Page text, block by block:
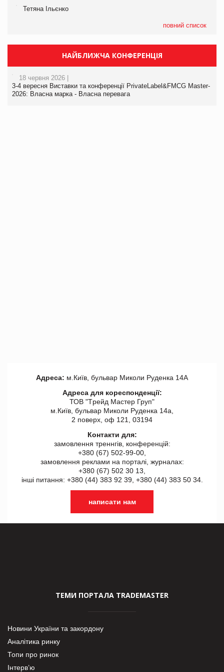
Тетяна Ільєнко
повний список
НАЙБЛИЖЧА КОНФЕРЕНЦІЯ
18 червня 2026 |
3-4 вересня Виставки та конференції PrivateLabel&FMCG Master-
2026: Власна марка - Власна перевага
Адреса: м.Київ, бульвар Миколи Руденка 14А
Адреса для кореспонденції:
ТОВ "Tрейд Мастер Груп"
м.Київ, бульвар Миколи Руденка 14а,
2 поверх, оф 121, 03194
Контакти для:
замовлення треннгів, конференцій:
+380 (67) 502-99-00,
замовлення реклами на порталі, журналах:
+380 (67) 502 30 13,
інші питання: +380 (44) 383 92 39, +380 (44) 383 50 34.
написати нам
ТЕМИ ПОРТАЛА TRADEMASTER
Новини України та закордону
Аналітика ринку
Топи про ринок
Інтерв’ю